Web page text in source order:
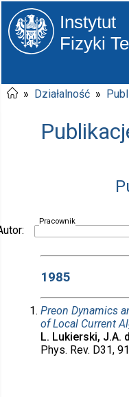
Instytut
Fizyki
» Działalność »
Pracownik
1985
Preon Dynamics
of Local Current
L. Lukierski, J.A.
Phys. Rev. D31,